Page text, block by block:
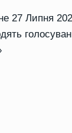
27 Липня